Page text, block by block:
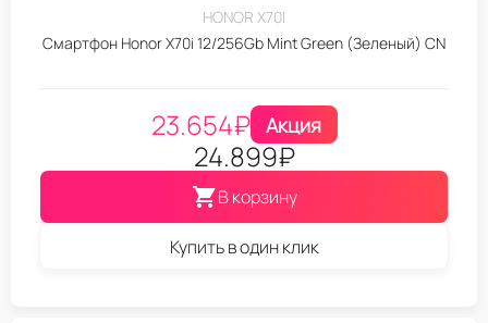
HONOR X70I
Смартфон Honor X70i 12/256Gb Mint Green (Зеленый) CN
23.654₽ Акция
24.899₽
В корзину
Купить в один клик